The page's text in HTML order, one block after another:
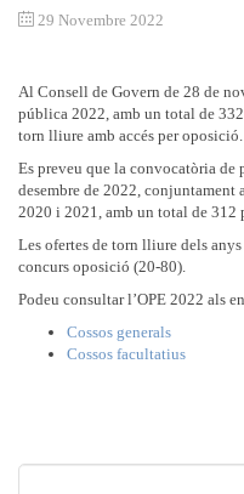
29 Novembre 2022
Al Consell de Govern de 28 de
pública 2022, amb un total de
torn lliure amb accés per oposició.
Es preveu que la convocatòria de
desembre de 2022,
2020 i 2021, amb un total de 312
Les ofertes de torn lliure dels
concurs oposició (20-80).
Podeu consultar l’OPE 2022 als
Cossos generals
Cossos facultatius